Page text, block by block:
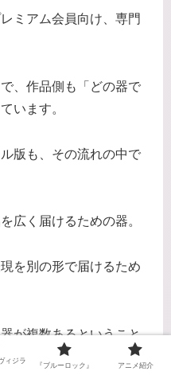
ミアム会員向け、専門
、作品側も「どの器で
います。
版も、その流れの中で
広く届けるための器。
を別の形で届けるため
が複数あるということ
ィジラ
『ブルーロック』 アニメ紹介